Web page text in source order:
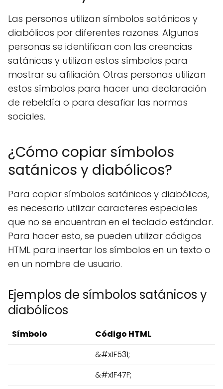
Las personas utilizan símbolos satánicos y
diabólicos por diferentes razones. Algunas
personas se identifican con las creencias
satánicas y utilizan estos símbolos para
mostrar su afiliación. Otras personas utilizan
estos símbolos para hacer una declaración
de rebeldía o para desafiar las normas
sociales.
¿Cómo copiar símbolos
satánicos y diabólicos?
Para copiar símbolos satánicos y diabólicos,
es necesario utilizar caracteres especiales
que no se encuentran en el teclado estándar.
Para hacer esto, se pueden utilizar códigos
HTML para insertar los símbolos en un texto o
en un nombre de usuario.
Ejemplos de símbolos satánicos y
diabólicos
Símbolo
Código HTML
&#x1F531;
&#x1F47F;